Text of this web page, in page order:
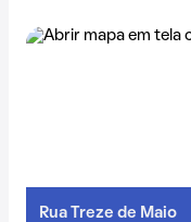
Rua Treze de Maio